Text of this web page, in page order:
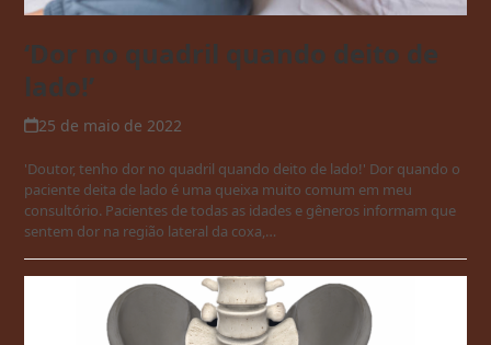
‘Dor no quadril quando deito de
lado!’
25 de maio de 2022
'Doutor, tenho dor no quadril quando deito de lado!' Dor quando o
paciente deita de lado é uma queixa muito comum em meu
consultório. Pacientes de todas as idades e gêneros informam que
sentem dor na região lateral da coxa,…